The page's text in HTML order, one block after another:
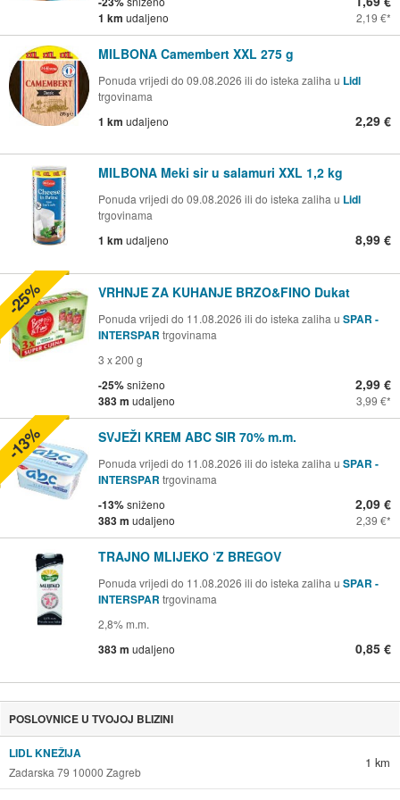
1 km udaljeno 2,19 €
MILBONA Camembert XXL 275 g
Ponuda vrijedi do 09.08.2026 ili do isteka zaliha u Lidl
trgovinama
1 km udaljeno 2,29 €
MILBONA Meki sir u salamuri XXL 1,2 kg
Ponuda vrijedi do 09.08.2026 ili do isteka zaliha u Lidl
trgovinama
1 km udaljeno 8,99 €
VRHNJE ZA KUHANJE BRZO&FINO Dukat
Ponuda vrijedi do 11.08.2026 ili do isteka zaliha u SPAR -
INTERSPAR trgovinama
3 x 200 g
-25%sniženo
383 m udaljeno
2,99 €
3,99 €
-25%
SVJEŽI KREM ABC SIR 70% m.m.
Ponuda vrijedi do 11.08.2026 ili do isteka zaliha u SPAR -
INTERSPAR trgovinama
-13%sniženo
383 m udaljeno
2,09 €
2,39 €
-13%
TRAJNO MLIJEKO ‘Z BREGOV
Ponuda vrijedi do 11.08.2026 ili do isteka zaliha u SPAR -
INTERSPAR trgovinama
2,8% m.m.
383 m udaljeno 0,85 €
POSLOVNICE U TVOJOJ BLIZINI
LIDL KNEŽIJA
Zadarska 79 10000 Zagreb
1 km